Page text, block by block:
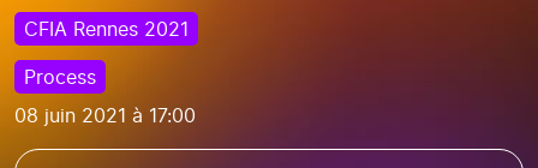
CFIA Rennes 2021
Process
08 juin 2021 à 17:00